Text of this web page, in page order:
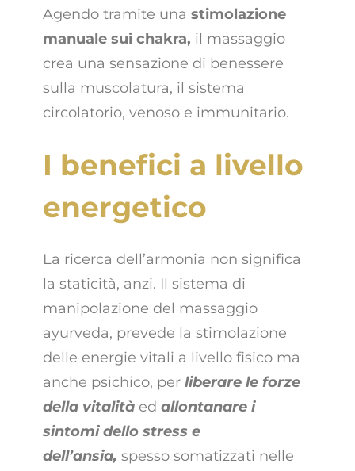
Agendo tramite una stimolazione
manuale sui chakra, il massaggio
crea una sensazione di benessere
sulla muscolatura, il sistema
circolatorio, venoso e immunitario.
I benefici a livello
energetico
La ricerca dell’armonia non significa
la staticità, anzi. Il sistema di
manipolazione del massaggio
ayurveda, prevede la stimolazione
delle energie vitali a livello fisico ma
anche psichico, per liberare le forze
della vitalità ed allontanare i
sintomi dello stress e
dell’ansia, spesso somatizzati nelle